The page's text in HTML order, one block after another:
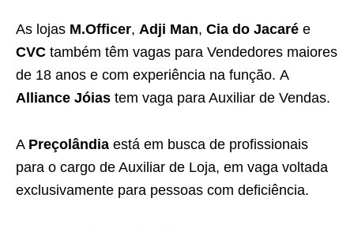
As lojas M.Officer, Adji Man, Cia do Jacaré e
CVC também têm vagas para Vendedores maiores
de 18 anos e com experiência na função. A
Alliance Jóias tem vaga para Auxiliar de Vendas.
A Preçolândia está em busca de profissionais
para o cargo de Auxiliar de Loja, em vaga voltada
exclusivamente para pessoas com deficiência.